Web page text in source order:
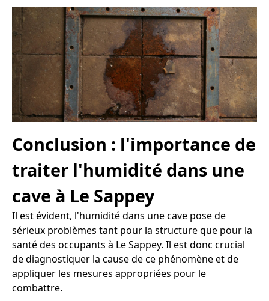
Conclusion : l'importance de
traiter l'humidité dans une
cave à Le Sappey
Il est évident, l'humidité dans une cave pose de
sérieux problèmes tant pour la structure que pour la
santé des occupants à Le Sappey. Il est donc crucial
de diagnostiquer la cause de ce phénomène et de
appliquer les mesures appropriées pour le
combattre.